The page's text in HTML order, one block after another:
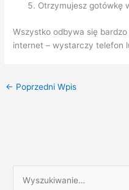
Otrzymujesz gotówkę
Wszystko odbywa się
internet – wystarczy telefon
← Poprzedni Wpis